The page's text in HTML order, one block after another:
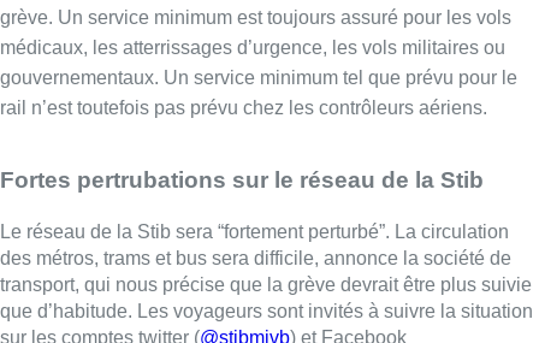
sur les comptes twitter (@stibmivb) et Facebook
(facebook.com/lastib). Le call center (070/23.20.00) sera
accessible dès 06h mercredi matin
Bpost, hôpitaux, collectes des déchets au ralenti
Bpost
: les centres de tri seront peut-être touchés, ce qui
pourrait affecté la distribution du courrier. Les journaux en
revanche seront distribués normalement.
D’importantes perturbations sont à prévoir dans leshôpitaux
mais les soins aux personnes hospitalisées et les urgences
sont assurés.